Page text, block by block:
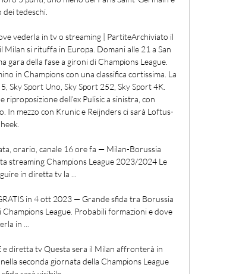
dei tedeschi.
vederla in tv o streaming | PartiteArchiviato il
si rituffa in Europa. Domani alle 21 a San
della fase a gironi di Champions League.
in Champions con una classifica cortissima. La
Sky Sport Uno, Sky Sport 252, Sky Sport 4K.
dell’ex Pulisic a sinistra, con
In mezzo con Krunic e Reijnders ci sarà Loftus-
orario, canale 16 ore fa — Milan-Borussia
streaming Champions League 2023/2024 Le
in diretta tv la ...
in 4 ott 2023 — Grande sfida tra Borussia
League. Probabili formazioni e dove
in ...
diretta tv Questa sera il Milan affronterà in
seconda giornata della Champions League